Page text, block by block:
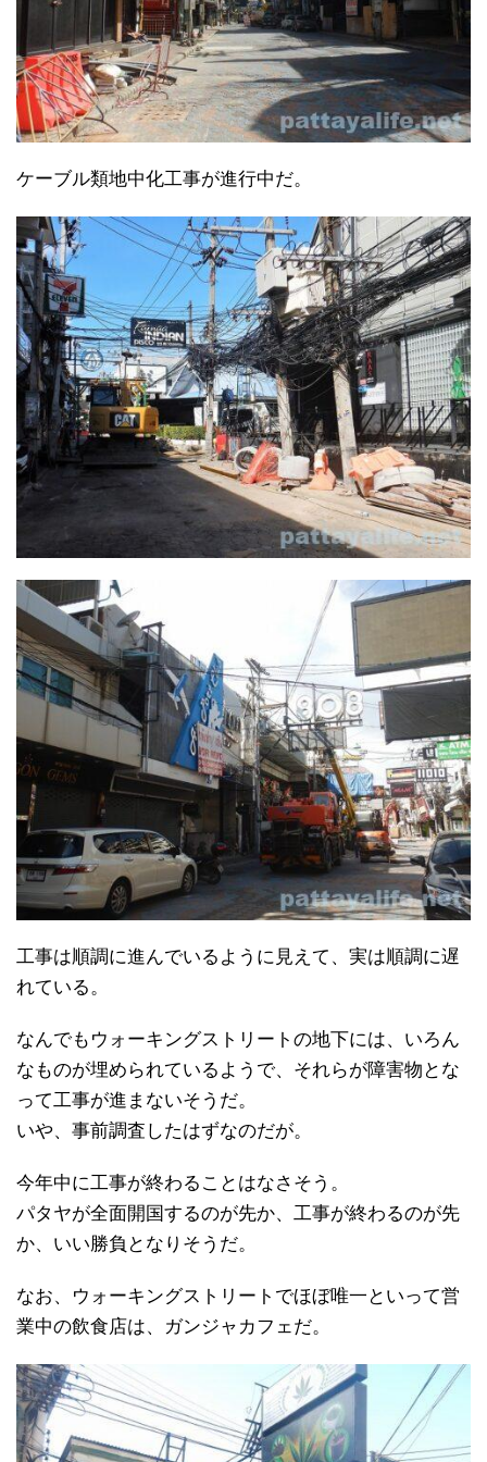
ケーブル類地中化工事が進行中だ。
工事は順調に進んでいるように見えて、実は順調に遅
れている。
なんでもウォーキングストリートの地下には、いろん
なものが埋められているようで、それらが障害物とな
って工事が進まないそうだ。
いや、事前調査したはずなのだが。
今年中に工事が終わることはなさそう。
パタヤが全面開国するのが先か、工事が終わるのが先
か、いい勝負となりそうだ。
なお、ウォーキングストリートでほぼ唯一といって営
業中の飲食店は、ガンジャカフェだ。